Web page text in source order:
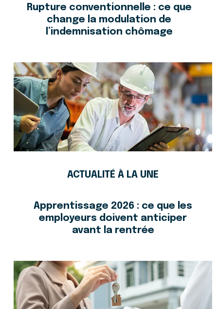
Rupture conventionnelle : ce que
change la modulation de
l’indemnisation chômage
ACTUALITÉ À LA UNE
Apprentissage 2026 : ce que les
employeurs doivent anticiper
avant la rentrée